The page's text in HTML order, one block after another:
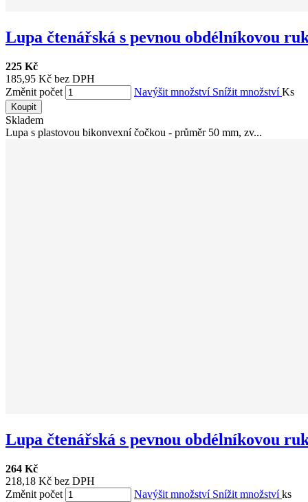
Lupa čtenářská s pevnou obdélníkovou
225 Kč
185,95 Kč bez DPH
Změnit počet
Navýšit množství Snížit množstvíKs
Koupit
Skladem
Lupa s plastovou bikonvexní čočkou - průměr 50 mm, zv...
Lupa čtenářská s pevnou obdélníkovou
264 Kč
218,18 Kč bez DPH
Změnit počet
Navýšit množství Snížit množstvíks